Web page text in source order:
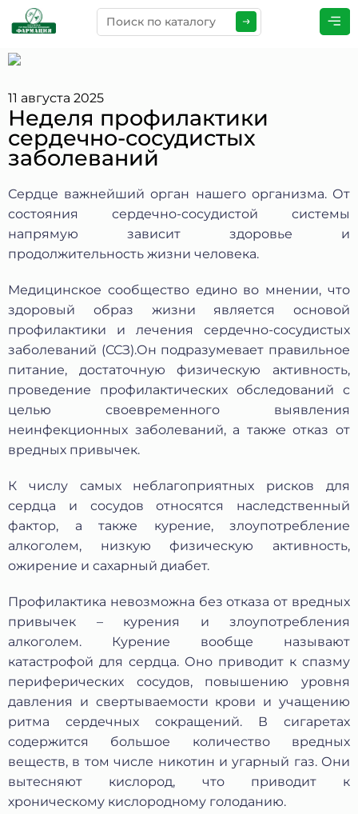
11 августа 2025
Неделя профилактики
сердечно-сосудистых
заболеваний
Сердце важнейший орган нашего организма. От
состояния сердечно-сосудистой системы
напрямую зависит здоровье и
продолжительность жизни человека.
Медицинское сообщество едино во мнении, что
здоровый образ жизни является основой
профилактики и лечения сердечно-сосудистых
заболеваний (ССЗ).Он подразумевает правильное
питание, достаточную физическую активность,
проведение профилактических обследований с
целью своевременного выявления
неинфекционных заболеваний, а также отказ от
вредных привычек.
К числу самых неблагоприятных рисков для
сердца и сосудов относятся наследственный
фактор, а также курение, злоупотребление
алкоголем, низкую физическую активность,
ожирение и сахарный диабет.
Профилактика невозможна без отказа от вредных
привычек – курения и злоупотребления
алкоголем. Курение вообще называют
катастрофой для сердца. Оно приводит к спазму
периферических сосудов, повышению уровня
давления и свертываемости крови и учащению
ритма сердечных сокращений. В сигаретах
содержится большое количество вредных
веществ, в том числе никотин и угарный газ. Они
вытесняют кислород, что приводит к
хроническому кислородному голоданию.
ПРЕДСТАВЬТЕСЬ
ТЕЛЕФОН*
ЭЛЕКТРОННАЯ ПОЧТА
КОММЕНТАРИИ*
Защита от автоматических сообщений
Введите слово на картинке *
* Нажимая кнопку «Отправить отзыв», я даю свое
согласие на обработку моих персональных данных, в
соответствии с Федеральным законом от 27.07.2006 года
№152-ФЗ «О персональных данных», на условиях и для
целей, определенных в Согласии на обработку
персональных данных *